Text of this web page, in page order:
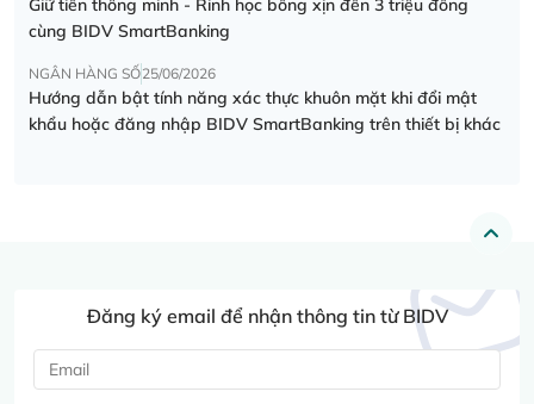
Giữ tiền thông minh - Rinh học bổng xịn đến 3 triệu đồng
cùng BIDV SmartBanking
NGÂN HÀNG SỐ25/06/2026
Hướng dẫn bật tính năng xác thực khuôn mặt khi đổi mật
khẩu hoặc đăng nhập BIDV SmartBanking trên thiết bị khác
Đăng ký email để nhận thông tin từ BIDV